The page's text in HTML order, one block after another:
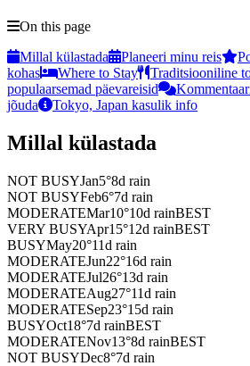
On this page
Millal külastada
Planeeri minu reis
kohas
Where to Stay Traditsiooniline
populaarsemad päevareisid
jõuda
Tokyo, Japan kasulik info
Millal külastada
NOT BUSYJan5°8d rain
NOT BUSYFeb6°7d rain
MODERATEMar10°10d rainBEST
VERY BUSYApr15°12d rainBEST
BUSYMay20°11d rain
MODERATEJun22°16d rain
MODERATEJul26°13d rain
MODERATEAug27°11d rain
MODERATESep23°15d rain
BUSYOct18°7d rainBEST
MODERATENov13°8d rainBEST
NOT BUSYDec8°7d rain